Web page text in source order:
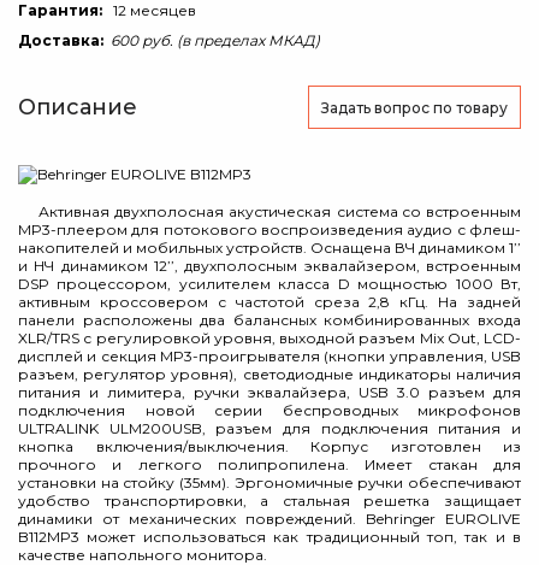
Гарантия: 12 месяцев
Доставка: 600 руб. (в пределах МКАД)
Описание Задать вопрос по товару
Активная двухполосная акустическая система cо встроенным
MP3-плеером для потокового воспроизведения аудио с флеш-
накопителей и мобильных устройств. Оснащена ВЧ динамиком 1’’
и НЧ динамиком 12’’, двухполосным эквалайзером, встроенным
DSP процессором, усилителем класса D мощностью 1000 Вт,
активным кроссовером с частотой среза 2,8 кГц. На задней
панели расположены два балансных комбинированных входа
XLR/TRS с регулировкой уровня, выходной разъем Mix Out, LCD-
дисплей и секция MP3-проигрывателя (кнопки управления, USB
разъем, регулятор уровня), светодиодные индикаторы наличия
питания и лимитера, ручки эквалайзера, USB 3.0 разъем для
подключения новой серии беспроводных микрофонов
ULTRALINK ULM200USB, разъем для подключения питания и
кнопка включения/выключения. Корпус изготовлен из
прочного и легкого полипропилена. Имеет стакан для
установки на стойку (35мм). Эргономичные ручки обеспечивают
удобство транспортировки, а стальная решетка защищает
динамики от механических повреждений. Behringer EUROLIVE
B112MP3 может использоваться как традиционный топ, так и в
качестве напольного монитора.